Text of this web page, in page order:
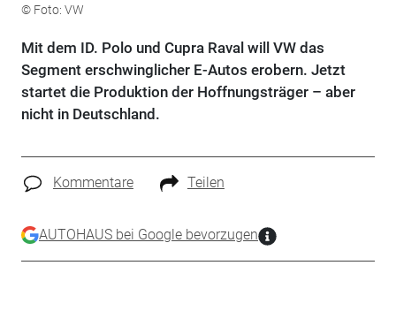
© Foto: VW
Mit dem ID. Polo und Cupra Raval will VW das
Segment erschwinglicher E-Autos erobern. Jetzt
startet die Produktion der Hoffnungsträger – aber
nicht in Deutschland.
Kommentare Teilen
AUTOHAUS bei Google bevorzugen